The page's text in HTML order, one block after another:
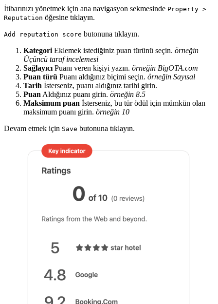
İtibarınızı yönetmek için ana navigasyon sekmesinde Property >
Reputation öğesine tıklayın.
Add reputation score butonuna tıklayın.
Kategori Eklemek istediğiniz puan türünü seçin. örneğin
Üçüncü taraf incelemesi
Sağlayıcı Puanı veren kişiyi yazın. örneğin BigOTA.com
Puan türü Puanı aldığınız biçimi seçin. örneğin Sayısal
Tarih İsterseniz, puanı aldığınız tarihi girin.
Puan Aldığınız puanı girin. örneğin 8.5
Maksimum puan İsterseniz, bu tür ödül için mümkün olan
maksimum puanı girin. örneğin 10
Devam etmek için Save butonuna tıklayın.